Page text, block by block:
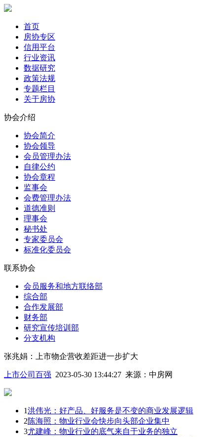
首页
房协专区
信用平台
行业资讯
数据研究
政策法规
专题栏目
关于房协
协会介绍
协会简介
协会领导
会员管理办法
自律公约
协会章程
监事会
会费管理办法
道德准则
理事会
秘书处
专家委员会
标准化委员会
联系协会
会员服务和地方联络部
综合部
合作发展部
财务部
研究宣传培训部
分支机构
张兆娟：上市物企营收差距进一步扩大
上市公司百强 2023-05-30 13:44:27 来源： 中房网
1洪伟光：好产品、好服务是不变的商业发展逻辑
2陈海照：物业行业会快步向头部企业集中
3尤建峰：物业行业的底气来自于业务的独立